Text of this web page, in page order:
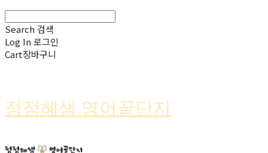
Search 검색
Log In 로그인
Cart장바구니
정정혜샘 영어꿀단지